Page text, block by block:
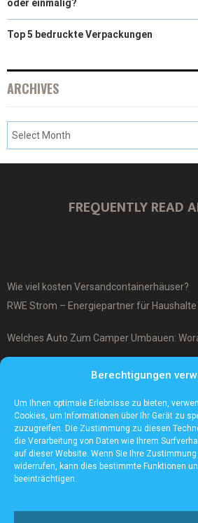
Berechtigungen
Um Ihnen optimale Erlebnisse zu bieten,
Cookies, um Informationen über Ihr Gerät zu
zuzugreifen. Die Zustimmung zu diesen
die Verarbeitung von Daten wie Ihrem
auf dieser Website. Wenn Sie Ihre
widerrufen, kann dies bestimmte Funktionen
beeinträchtigen.
oder einmalig?
Top 5 bedruckte Verpackungen
ARCHIVES
FREQUENTLY READ
Wie viel kosten Versandcontainerhäuser?
RWE Strom – Energiepartner für
Welches Auto Zum Camper Umbauen:
Was ist ein Cover-Up Tattoo?
Was macht ein Architekturmodellbauer?